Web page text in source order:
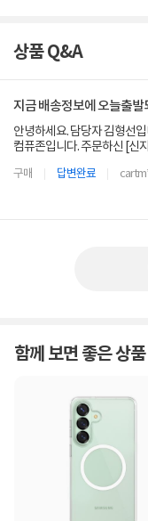
상품 Q&A
지금 배송정보에 오늘출발
안녕하세요. 담당자 김형선
컴퓨존입니다. 주문하신 [신
점 양해 부탁 드립니다.
구매 답변완료
함께 보면 좋은 상품